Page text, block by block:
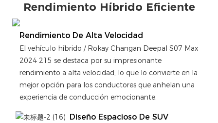
Rendimiento Híbrido Eficiente
Rendimiento De Alta Velocidad
El vehículo híbrido / Rokay Changan Deepal S07 Max
2024 215 se destaca por su impresionante
rendimiento a alta velocidad, lo que lo convierte en la
mejor opción para los conductores que anhelan una
experiencia de conducción emocionante.
Diseño Espacioso De SUV